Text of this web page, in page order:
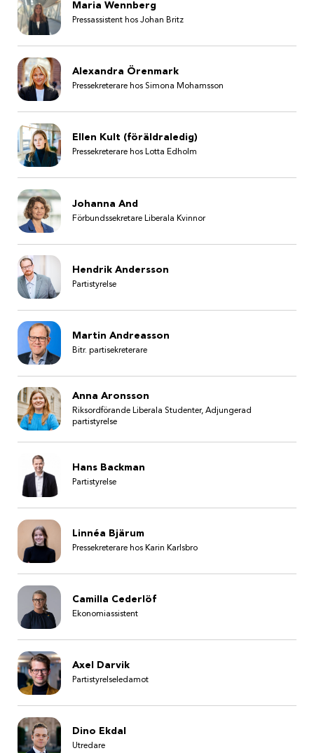
Maria Wennberg
Pressassistent hos Johan Britz
Alexandra Örenmark
Pressekreterare hos Simona Mohamsson
Ellen Kult (föräldraledig)
Pressekreterare hos Lotta Edholm
Johanna And
Förbundssekretare Liberala Kvinnor
Hendrik Andersson
Partistyrelse
Martin Andreasson
Bitr. partisekreterare
Anna Aronsson
Riksordförande Liberala Studenter, Adjungerad
partistyrelse
Hans Backman
Partistyrelse
Linnéa Bjärum
Pressekreterare hos Karin Karlsbro
Camilla Cederlöf
Ekonomiassistent
Axel Darvik
Partistyrelseledamot
Dino Ekdal
Utredare